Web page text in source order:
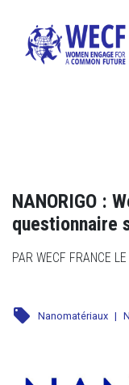
NANORIGO :
questionnaire
PAR WECF FRANCE
local_offer Nanomatériaux |